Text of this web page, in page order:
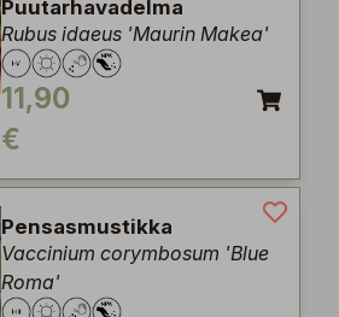
Puutarhavadelma
Rubus idaeus 'Maurin Makea'
11,90
€
Pensasmustikka
Vaccinium corymbosum 'Blue
Roma'